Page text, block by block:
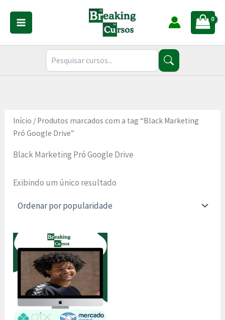
conteúdo
Início / Produtos marcados com a tag “Black Marketing
Pró Google Drive”
Black Marketing Pró Google Drive
Exibindo um único resultado